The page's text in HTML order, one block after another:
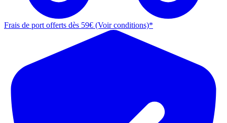
Frais de port offerts dès 59€ (Voir conditions)*